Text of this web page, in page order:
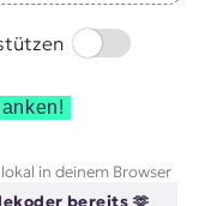
Switch
in deinem Browser